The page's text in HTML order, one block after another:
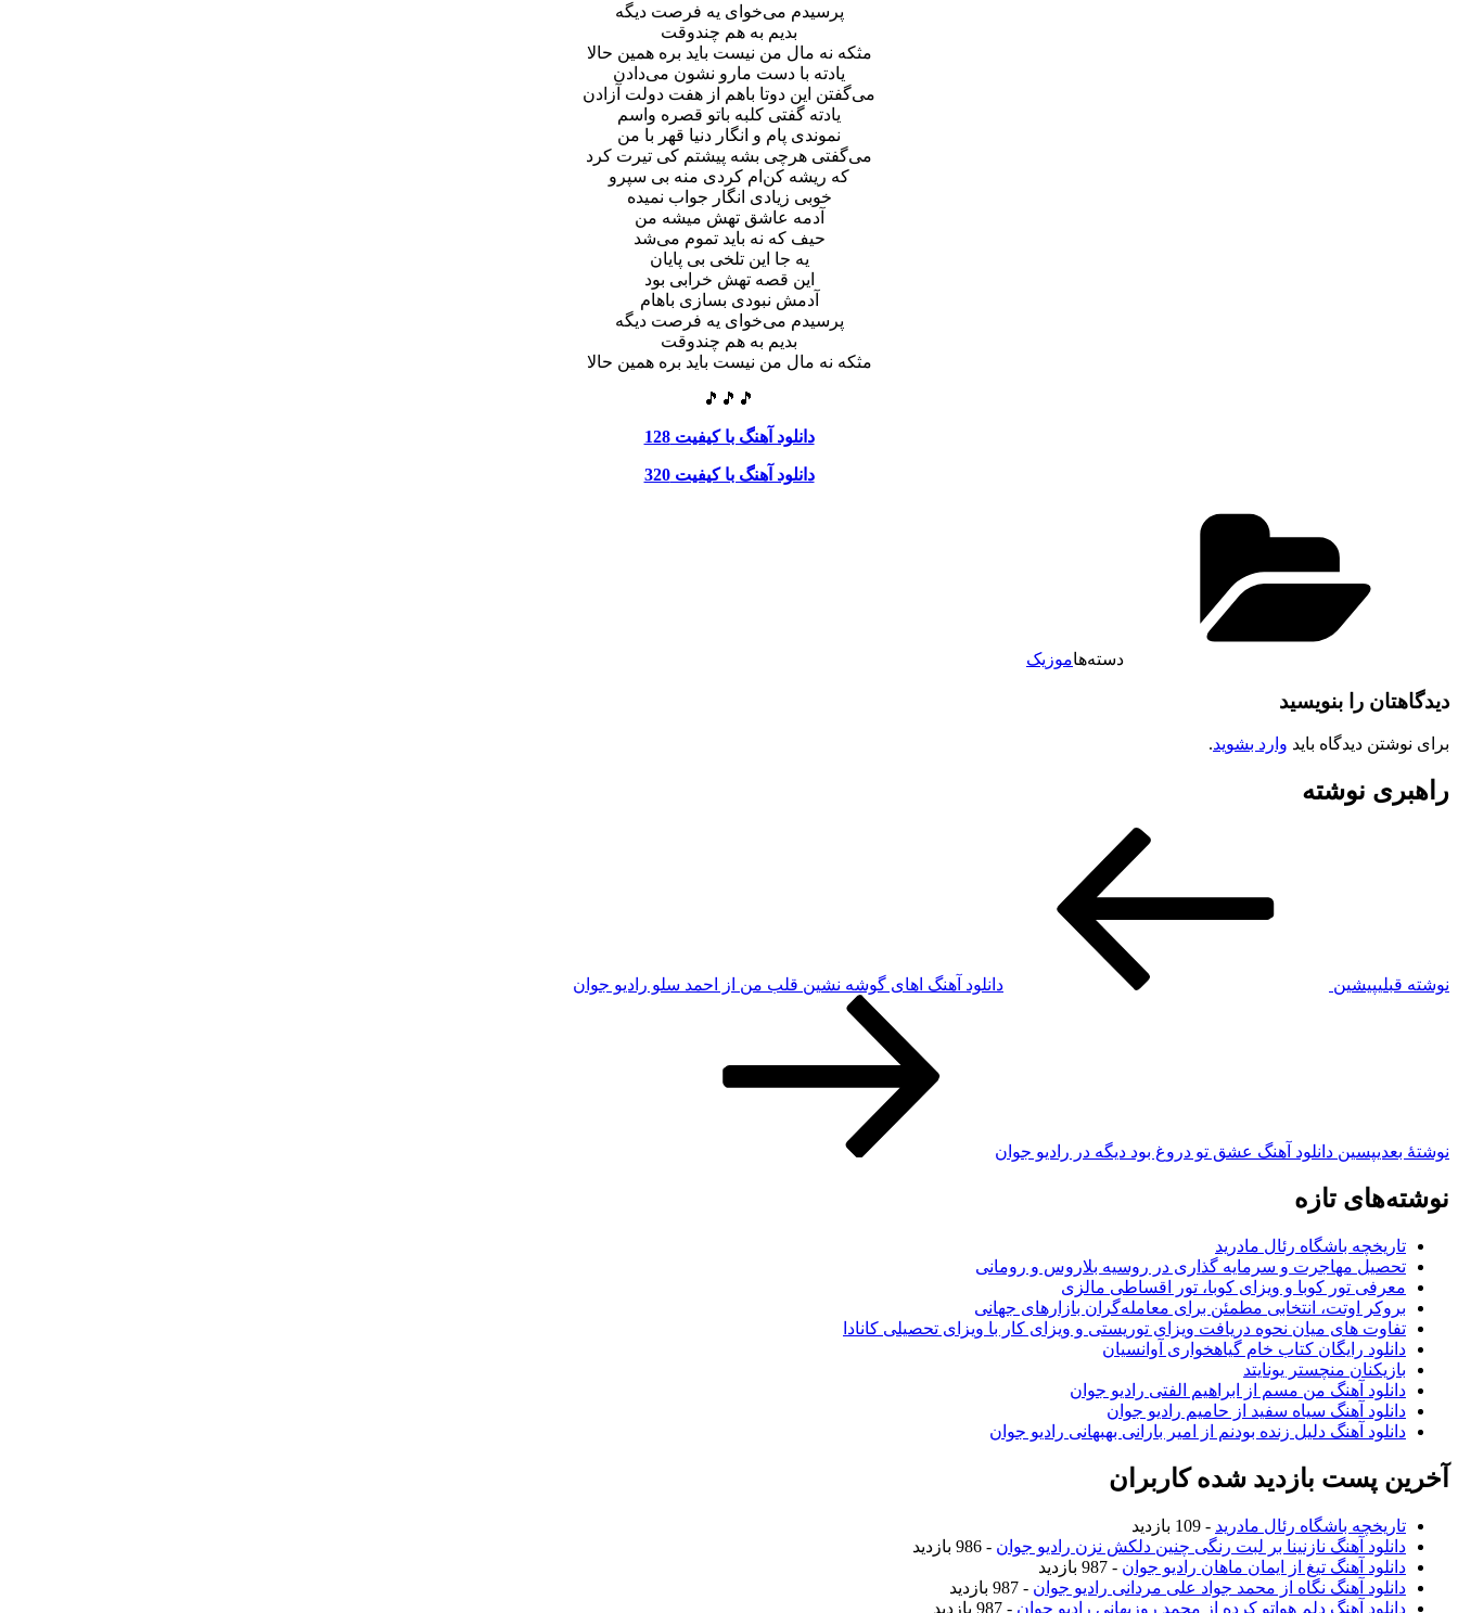
پرسیدم می‌خوای یه فرصت دیگه
بدیم به هم چندوقت
مثکه نه مال من نیست باید بره همین حالا
یادته با دست مارو نشون می‌دادن
می‌گفتن این دوتا باهم از هفت دولت آزادن
یادته گفتی کلبه باتو قصره واسم
نموندی پام و انگار دنیا قهر با من
می‌گفتی هرچی بشه پیشتم کی تیرت کرد
که ریشه کن‌ام کردی منه بی سپرو
خوبی زیادی انگار جواب نمیده
آدمه عاشق تهش میشه من
حیف که نه باید تموم می‌شد
یه جا‌ این تلخی بی پایان
این قصه تهش خرابی بود
آدمش نبودی بسازی باهام
پرسیدم می‌خوای یه فرصت دیگه
بدیم به هم چندوقت
مثکه نه مال من نیست باید بره همین حالا
🎵🎵🎵
دانلود آهنگ با کیفیت 128
دانلود آهنگ با کیفیت 320
دسته‌هاموزیک
دیدگاهتان را بنویسید
برای نوشتن دیدگاه باید وارد بشوید.
راهبری نوشته
نوشته قبلیپیشین دانلود آهنگ اهای گوشه نشین قلب من از احمد سلو رادیو جوان
نوشته‌ٔ بعدیپسین دانلود آهنگ عشق تو دروغ بود دیگه در رادیو جوان
نوشته‌های تازه
تاریخچه باشگاه رئال مادرید
تحصیل مهاجرت و سرمایه گذاری در روسیه بلاروس و رومانی
معرفی تور کوبا و ویزای کوبا، تور اقساطی مالزی
بروکر اوتت، انتخابی مطمئن برای معامله‌گران بازارهای جهانی
تفاوت های میان نحوه دریافت ویزای توریستی و ویزای کار با ویزای تحصیلی کانادا
دانلود رایگان کتاب خام گیاهخواری آوانسیان
بازیکنان منچستر یونایتد
دانلود آهنگ من مسم از ابراهیم الفتی رادیو جوان
دانلود آهنگ سیاه سفید از حامیم رادیو جوان
دانلود آهنگ دلیل زنده بودنم از امیر بارانی بهبهانی رادیو جوان
آخرین پست بازدید شده کاربران
تاریخچه باشگاه رئال مادرید - 109 بازدید
دانلود آهنگ نازنینا بر لبت رنگی چنین دلکش نزن رادیو جوان - 986 بازدید
دانلود آهنگ تیغ از ایمان ماهان رادیو جوان - 987 بازدید
دانلود آهنگ نگاه از محمد جواد علی مردانی رادیو جوان - 987 بازدید
دانلود آهنگ دلم هواتو کرده از محمد روزبهانی رادیو جوان - 987 بازدید